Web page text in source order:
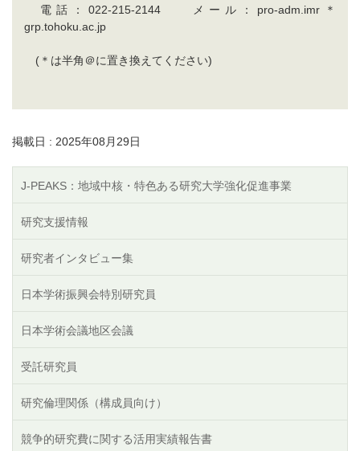
電話：022-215-2144 メール：pro-adm.imr＊
grp.tohoku.ac.jp
(＊は半角＠に置き換えてください)
掲載日 : 2025年08月29日
J-PEAKS：地域中核・特色ある研究大学強化促進事業
研究支援情報
研究者インタビュー集
日本学術振興会特別研究員
日本学術会議地区会議
受託研究員
研究倫理関係（構成員向け）
競争的研究費に関する活用実績報告書